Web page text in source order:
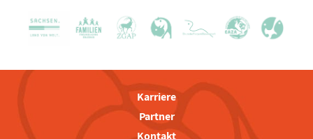
Karriere
Partner
Kontakt